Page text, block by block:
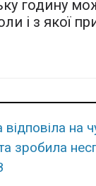
годину
і з якої
відповіла на
зробила